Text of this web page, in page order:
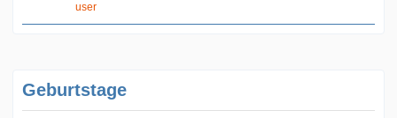
user
Geburtstage